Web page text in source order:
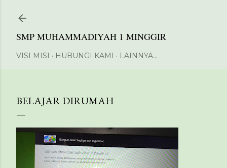
SMP MUHAMMADIYAH 1 MINGGIR
VISI MISI HUBUNGI KAMI LAINNYA…
BELAJAR DIRUMAH